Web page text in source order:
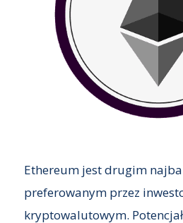
Ethereum jest drugim
preferowanym przez
kryptowalutowym.